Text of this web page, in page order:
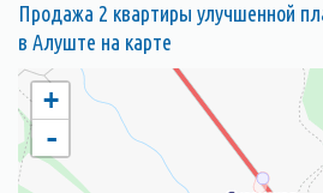
Продажа 2 квартиры улучшенной
в Алуште на карте
+
-